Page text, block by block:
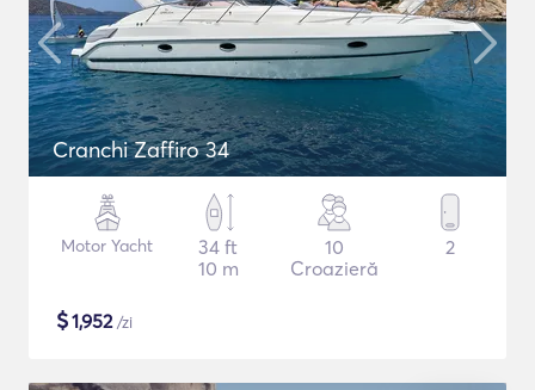
Cranchi Zaffiro 34
Motor Yacht
34 ft
10 m
10
Croazieră
2
$1,952/zi